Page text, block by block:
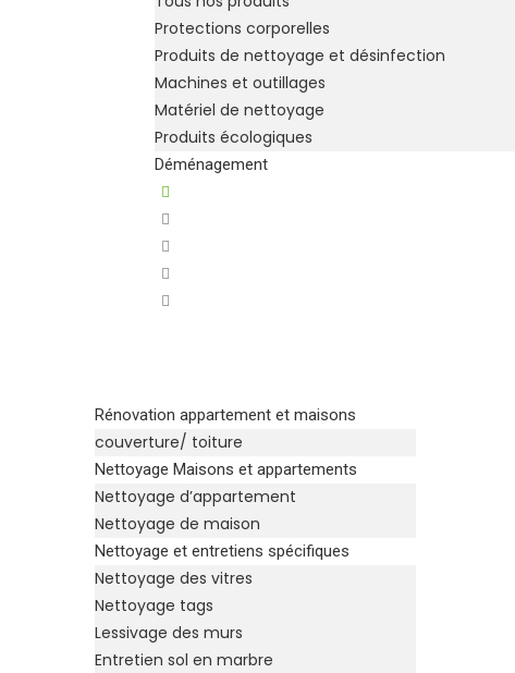
Protections corporelles
Produits de nettoyage et désinfection
Machines et outillages
Matériel de nettoyage
Produits écologiques
Déménagement
Rénovation appartement et maisons
couverture/ toiture
Nettoyage Maisons et appartements
Nettoyage d’appartement
Nettoyage de maison
Nettoyage et entretiens spécifiques
Nettoyage des vitres
Nettoyage tags
Lessivage des murs
Entretien sol en marbre